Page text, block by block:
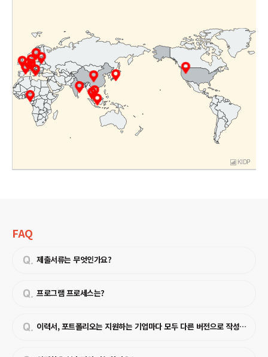
KIDP
FAQ
제출서류는 무엇인가요?
프로그램 프로세스는?
이력서, 포트폴리오는 지원하는 기업마다 모두 다른 버전으로 작성해야하나요?